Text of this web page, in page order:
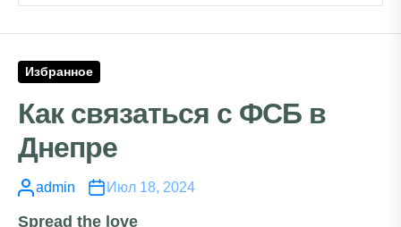
Избранное
Как связаться с ФСБ в
Днепре
admin Июл 18, 2024
Spread the love